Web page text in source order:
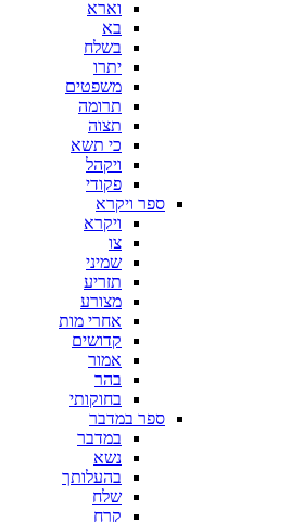
וארא
בא
בשלח
יתרו
משפטים
תרומה
תצוה
כי תשא
ויקהל
פקודי
ספר ויקרא
ויקרא
צו
שמיני
תזריע
מצורע
אחרי מות
קדושים
אמור
בהר
בחוקותי
ספר במדבר
במדבר
נשא
בהעלותך
שלח
קרח